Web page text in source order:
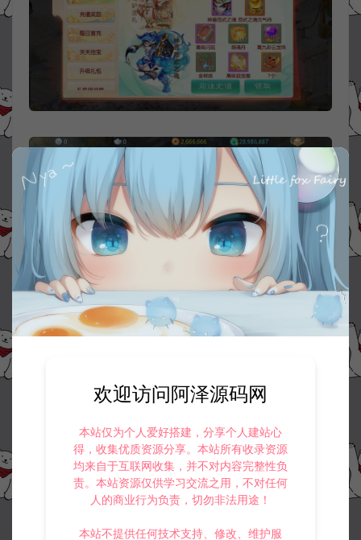
欢迎访问阿泽源码网
本站仅为个人爱好搭建，分享个人建站心
得，收集优质资源分享。本站所有收录资源
均来自于互联网收集，并不对内容完整性负
责。本站资源仅供学习交流之用，不对任何
人的商业行为负责，切勿非法用途！
本站不提供任何技术支持、修改、维护服